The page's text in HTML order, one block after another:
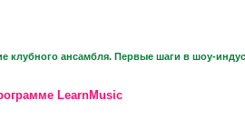
клубного ансамбля. Первые шаги в шоу-
LearnMusic